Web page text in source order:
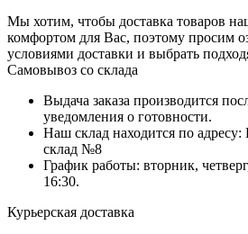
Мы хотим, чтобы доставка товаров
комфортом для Вас, поэтому просим
условиями доставки и выбрать
Самовывоз со склада
Выдача заказа производится
уведомления о готовности.
Наш склад находится по адресу:
склад №8
График работы: вторник,
16:30.
Курьерская доставка